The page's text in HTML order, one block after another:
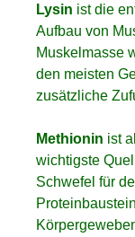
Lysin ist die
Aufbau von
Muskelmasse
den meisten
zusätzliche
Methionin ist
wichtigste
Schwefel für